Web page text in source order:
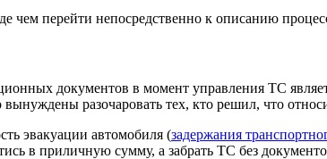
чем перейти непосредственно к описанию
документов в момент управления ТС
разочаровать тех, кто решил, что
эвакуации автомобиля (задержания
в приличную сумму, а забрать ТС без